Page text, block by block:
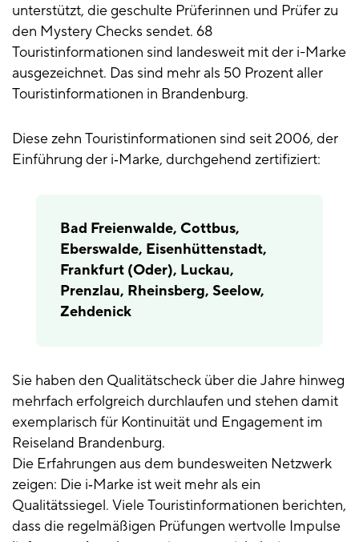
unterstützt, die geschulte Prüferinnen und Prüfer zu
den Mystery Checks sendet. 68
Touristinformationen sind landesweit mit der i-Marke
ausgezeichnet. Das sind mehr als 50 Prozent aller
Touristinformationen in Brandenburg.
Diese zehn Touristinformationen sind seit 2006, der
Einführung der i‑Marke, durchgehend zertifiziert:
Bad Freienwalde, Cottbus,
Eberswalde, Eisenhüttenstadt,
Frankfurt (Oder), Luckau,
Prenzlau, Rheinsberg, Seelow,
Zehdenick
Sie haben den Qualitätscheck über die Jahre hinweg
mehrfach erfolgreich durchlaufen und stehen damit
exemplarisch für Kontinuität und Engagement im
Reiseland Brandenburg.
Die Erfahrungen aus dem bundesweiten Netzwerk
zeigen: Die i‑Marke ist weit mehr als ein
Qualitätssiegel. Viele Touristinformationen berichten,
dass die regelmäßigen Prüfungen wertvolle Impulse